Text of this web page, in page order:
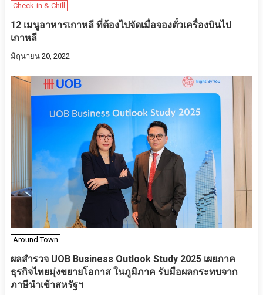
Check-in & Chill
12 เมนูอาหารเกาหลี ที่ต้องไปจัดเมื่อจองตั๋วเครื่องบินไป
เกาหลี
มิถุนายน 20, 2022
Around Town
ผลสำรวจ UOB Business Outlook Study 2025 เผยภาค
ธุรกิจไทยมุ่งขยายโอกาส ในภูมิภาค รับมือผลกระทบจาก
ภาษีนำเข้าสหรัฐฯ